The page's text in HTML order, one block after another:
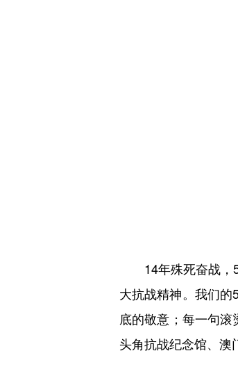
14年殊死奋战，
大抗战精神。我们的
底的敬意；每一句
头角抗战纪念馆、澳